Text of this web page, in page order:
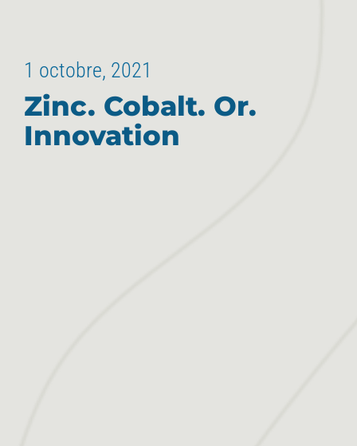
1 octobre, 2021
Zinc. Cobalt. Or.
Innovation